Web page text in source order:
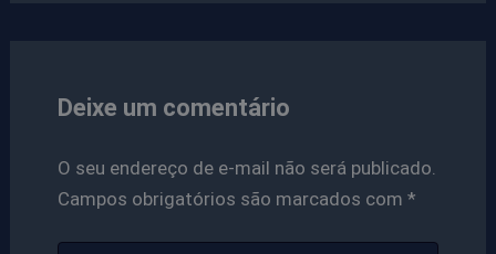
Deixe um comentário
O seu endereço de e-mail não será publicado.
Campos obrigatórios são marcados com *